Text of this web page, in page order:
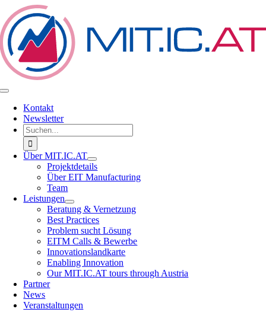
Zum
Inhalt
springen
Toggle
NavigationKontakt
Newsletter
Suche
nach:
Über MIT.IC.AT
Projektdetails
Über EIT Manufacturing
Team
Leistungen
Beratung & Vernetzung
Best Practices
Problem sucht Lösung
EITM Calls & Bewerbe
Innovationslandkarte
Enabling Innovation
Our MIT.IC.AT tours through Austria
Partner
News
Veranstaltungen